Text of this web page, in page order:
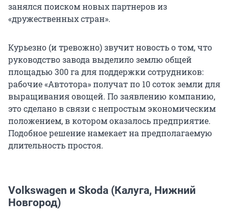
занялся поиском новых партнеров из
«дружественных стран».
Курьезно (и тревожно) звучит новость о том, что
руководство завода выделило землю общей
площадью 300 га для поддержки сотрудников:
рабочие «Автотора» получат по 10 соток земли для
выращивания овощей. По заявлению компанию,
это сделано в связи с непростым экономическим
положением, в котором оказалось предприятие.
Подобное решение намекает на предполагаемую
длительность простоя.
Volkswagen и Skoda (Калуга, Нижний
Новгород)